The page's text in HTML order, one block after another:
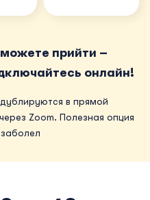
прийти –
онлайн!
в прямой
Zoom. Полезная опция